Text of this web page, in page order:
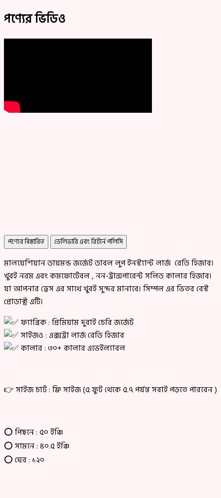
পণ্যের ভিডিও
পণ্যের বিস্তারিত ডেলিভারি এবং রিটার্ন পলিসি
মালয়েশিয়ান ডায়মন্ড জর্জেট ডাবল লুপ ইনস্ট্যান্ট লার্জ রেডি হিজাব।
খুবই নরম এবং কমফোর্টেবল , নন-ট্রান্সপারেন্ট সলিড কালার হিজাব।
যা আপনার ড্রেস এর সাথে খুবই সুন্দর মানাবে। সিম্পল এর ভিতর বেস্ট
প্রোডাক্ট এটি।
ফ্যাব্রিক : প্রিমিয়াম দুবাই চেরি জর্জেট
সাইজও : এক্সট্রা লার্জ রেডি হিজাব
কালার : ৩০+ কালার এভেইল্যাবল
👉 সাইজ চার্ট : ফ্রি সাইজ (৫ ফুট থেকে ৫.৭ পর্যন্ত সবাই পড়তে পারবেন )
⭕ পিছনে : ৫০ ইঞ্চি
⭕সামনে : ৪০.৫ ইঞ্চি
⭕ঘের : ১২০